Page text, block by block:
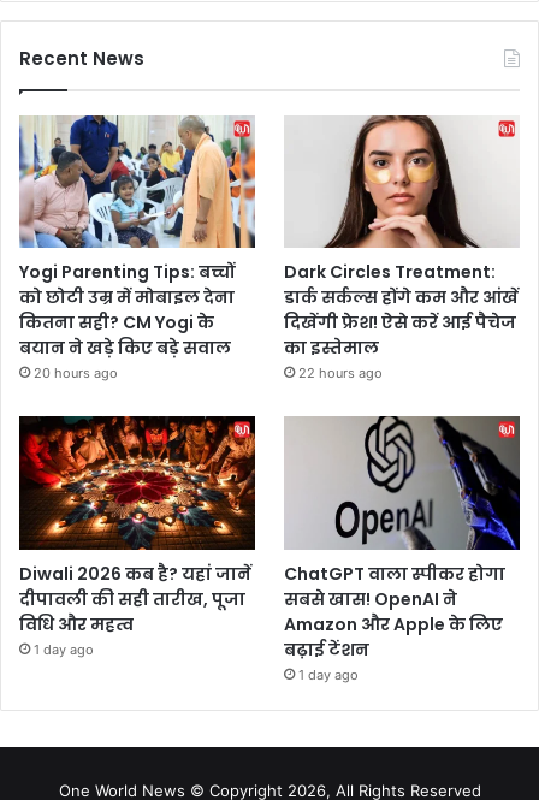
Recent News
Yogi Parenting Tips: बच्चों
को छोटी उम्र में मोबाइल देना
कितना सही? CM Yogi के
बयान ने खड़े किए बड़े सवाल
20 hours ago
Dark Circles Treatment:
डार्क सर्कल्स होंगे कम और आंखें
दिखेंगी फ्रेश! ऐसे करें आई पैचेज
का इस्तेमाल
22 hours ago
Diwali 2026 कब है? यहां जानें
दीपावली की सही तारीख, पूजा
विधि और महत्व
1 day ago
ChatGPT वाला स्पीकर होगा
सबसे खास! OpenAI ने
Amazon और Apple के लिए
बढ़ाई टेंशन
1 day ago
One World News © Copyright 2026, All Rights Reserved